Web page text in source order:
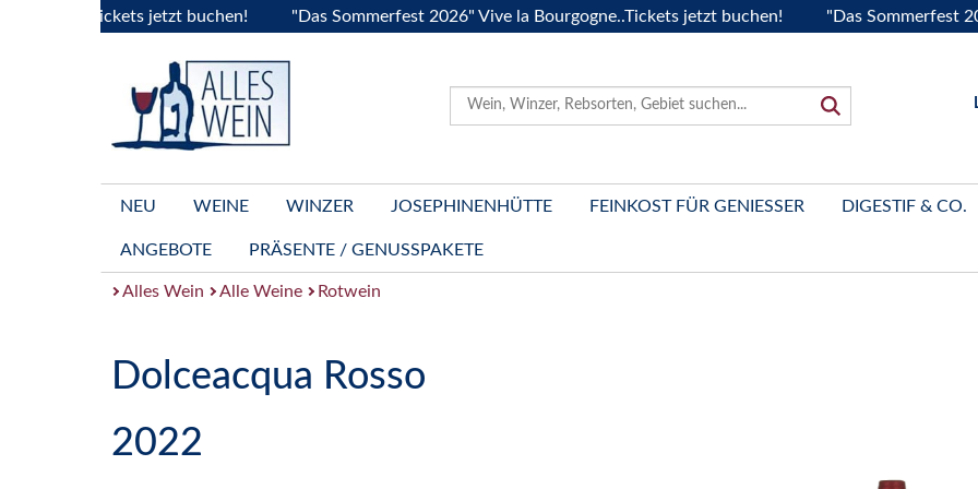
jetzt buchen! "Das Sommerfest 2026" Vive la Bourgogne..Tickets jetzt buchen! "Das Sommerfest 2026"
NEU WEINE WINZER JOSEPHINENHÜTTE FEINKOST FÜR GENIESSER DIGESTIF & CO.
ANGEBOTE PRÄSENTE / GENUSSPAKETE
Alles Wein Alle Weine Rotwein
Dolceacqua Rosso
2022